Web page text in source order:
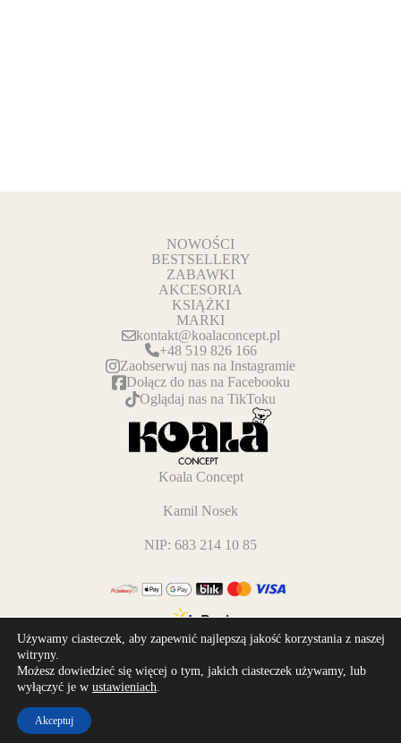
Używamy ciasteczek, aby zapewnić najlepszą jakość korzystania z naszej
witryny.
Możesz dowiedzieć się więcej o tym, jakich ciasteczek używamy, lub
wyłączyć je w ustawieniach.
Akceptuj
Koala Concept
Kamil Nosek
NIP: 683 214 10 85
kontakt@koalaconcept.pl
+48 519 826 166
Zaobserwuj nas na Instagramie
Dołącz do nas na Facebooku
Oglądaj nas na TikToku
NOWOŚCI
BESTSELLERY
ZABAWKI
AKCESORIA
KSIĄŻKI
MARKI